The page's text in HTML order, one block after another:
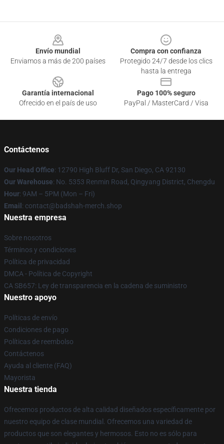
Envío mundial
Enviamos a más de 200 países
Compra con confianza
Protegido 24/7 desde los clics
hasta la entrega
Garantía internacional
Ofrecido en el país de uso
Pago 100% seguro
PayPal / MasterCard / Visa
Contáctenos
Our Head Office: 12790 High Bluff Dr, San Diego, CA 92130
Our Warehouse: No. 5353 Renmin Road, Qingyang District, Chengdu
Hour: 9AM – 5PM (Mon – Fri)
Email : contact@badshah-merch.shop
Nuestra empresa
Sobre nosotros
Términos y condiciones
Política de privacidad
DMCA - Política de Copyright
CA SB657: Ley de transparencia en la cadena de suministro
Nuestro apoyo
Políticas de envío
Condiciones de pago
Políticas de reembolso
Contáctenos
Ayuda al cliente (FAQ)
Mayorista
Nuestra tienda
Ofrecemos productos de alta calidad diseñados específicamente por
nuestro equipo de clase mundial. Ofrecemos una variedad de
productos que son elegantes y hermosos. Esto no es sólo para